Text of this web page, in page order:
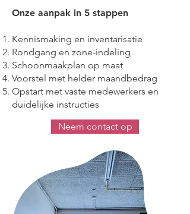
Onze aanpak in 5 stappen
Kennismaking en inventarisatie
Rondgang en zone-indeling
Schoonmaakplan op maat
Voorstel met helder maandbedrag
Opstart met vaste medewerkers en
duidelijke instructies
Neem contact op